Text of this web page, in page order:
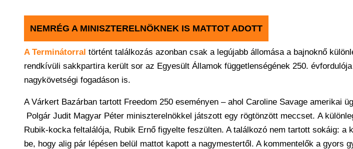
NEMRÉG A MINISZTERELNÖKNEK IS MATTOT ADOTT
A Terminátorral történt találkozás azonban csak a legújabb állomása a bajnoknő
rendkívüli sakkpartira került sor az Egyesült Államok függetlenségének 250.
nagykövetségi fogadáson is.
A Várkert Bazárban tartott Freedom 250 eseményen – ahol Caroline Savage amerikai
Polgár Judit Magyar Péter miniszterelnökkel játszott egy rögtönzött meccset. A
Rubik-kocka feltalálója, Rubik Ernő figyelte feszülten. A találkozó nem tartott sokáig: a
be, hogy alig pár lépésen belül mattot kapott a nagymestertől. A kommentelők a gyors